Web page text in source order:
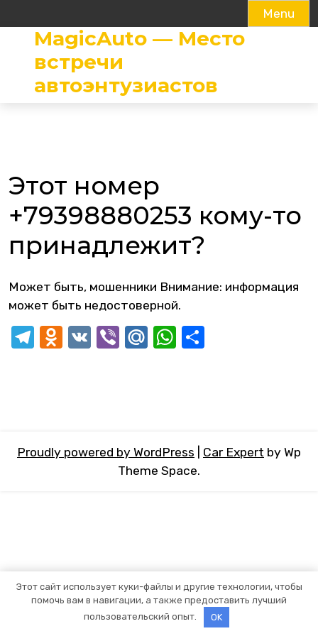
Menu
content
MagicAuto — Место
встречи
автоэнтузиастов
Этот номер
+79398880253 кому-то
принадлежит?
Может быть, мошенники Внимание: информация
может быть недостоверной.
Telegram
Odnoklassniki
VK ViberMail.RuWhatsApp
Proudly powered by WordPress Car Expert by Wp
Theme Space.
Этот сайт использует куки-файлы и другие технологии, чтобы
помочь вам в навигации, а также предоставить лучший
пользовательский опыт.
OK